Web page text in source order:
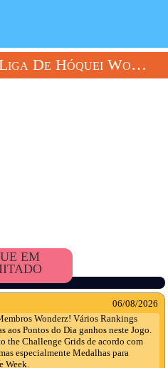
De Hóquei Wonderz
EM
06/08/2026
Wonderz! Vários Rankings
Pontos do Dia ganhos neste Jogo.
the Challenge Grids de acordo com
especialmente Medalhas para
Week.